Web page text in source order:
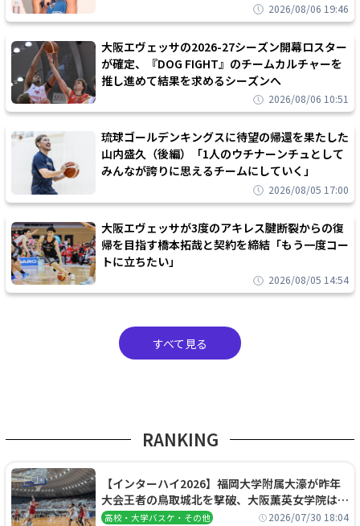
2026/08/06 19:46
大阪エヴェッサの2026-27シーズン開幕ロスター
が確定、『DOG FIGHT』のチームカルチャーを
推し進めて結果を求めるシーズンへ
2026/08/06 10:51
琉球ゴールデンキングスに待望の帰還を果たした
山内盛久（後編）「1人のウチナーンチュとして
みんなが誇りに思えるチームにしていく」
2026/08/05 17:00
大阪エヴェッサが3度のアキレス腱断裂からの復
帰を目指す橋本拓哉と契約を締結「もう一度コー
トに立ちたい」
2026/08/05 14:54
すべて見る
RANKING
【インターハイ2026】福岡大学附属大濠が昨年
大会王者の鳥取城北を撃破、大阪薫英女学院は岐
阜女子に完勝、大会3日目試合結果
高校・大学バスケ・その他 2026/07/30 18:04